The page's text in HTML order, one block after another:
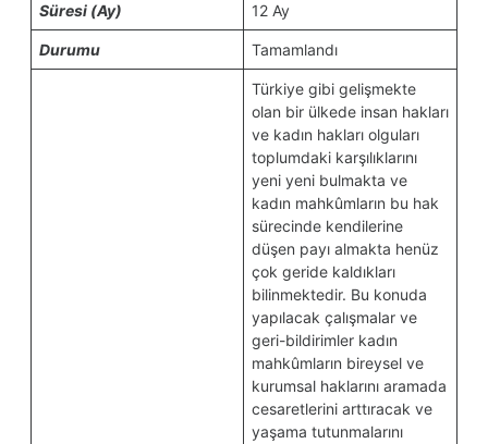
Süresi (Ay) 12 Ay
Durumu Tamamlandı
Türkiye gibi gelişmekte
olan bir ülkede insan hakları
ve kadın hakları olguları
toplumdaki karşılıklarını
yeni yeni bulmakta ve
kadın mahkûmların bu hak
sürecinde kendilerine
düşen payı almakta henüz
çok geride kaldıkları
bilinmektedir. Bu konuda
yapılacak çalışmalar ve
geri-bildirimler kadın
mahkûmların bireysel ve
kurumsal haklarını aramada
cesaretlerini arttıracak ve
yaşama tutunmalarını